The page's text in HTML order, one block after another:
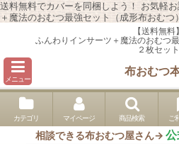
送料無料でカバーを同梱しよう！ お気軽
＋魔法のおむつ最強セット（成形布おむつ）
【送料無料】
ふんわりインサーツ＋魔法のおむつ
２枚セット
メニュー
布おむつ
カテゴリ マイページ 商品検索 ご
相談できる布おむつ屋さん→